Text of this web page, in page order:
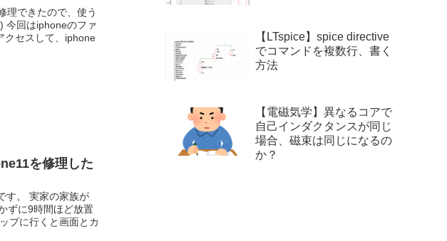
理できたので、使う
今回はiphoneのファ
クセスして、iphone
を修理した
す。 実家の家族が
ずに9時間ほど放置
プに行くと画面とカ
【LTspice】spice directive
でコマンドを複数行、書く
方法
【電磁気学】異なるコアで
自己インダクタンスが同じ
場合、磁束は同じになるの
か？